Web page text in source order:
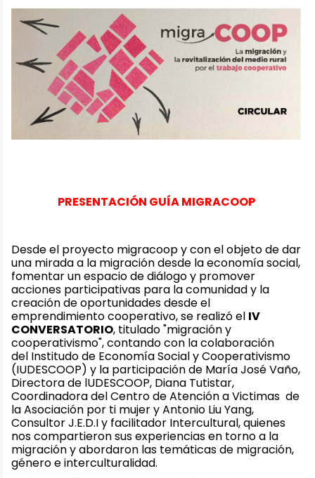
PRESENTACIÓN GUÍA MIGRACOOP
Desde el proyecto migracoop y con el objeto de dar
una mirada a la migración desde la economía social,
fomentar un espacio de diálogo y promover
acciones participativas para la comunidad y la
creación de oportunidades desde el
emprendimiento cooperativo, se realizó el IV
CONVERSATORIO, titulado "migración y
cooperativismo", contando con la colaboración
del Institudo de Economía Social y Cooperativismo
(IUDESCOOP) y la participación de María José Vaño,
Directora de lUDESCOOP, Diana Tutistar,
Coordinadora del Centro de Atención a Victimas de
la Asociación por ti mujer y Antonio Liu Yang,
Consultor J.E.D.I y facilitador Intercultural, quienes
nos compartieron sus experiencias en torno a la
migración y abordaron las temáticas de migración,
género e interculturalidad.